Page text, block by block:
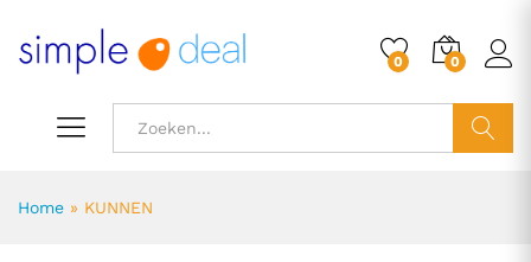
0 0
Home » KUNNEN